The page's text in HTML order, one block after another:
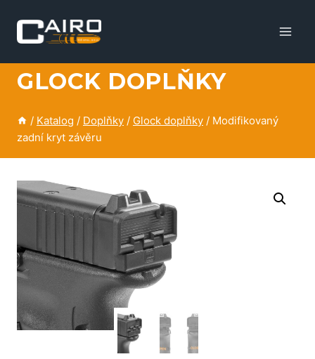
GLOCK DOPLŇKY
/ Katalog / Doplňky / Glock doplňky / Modifikovaný
zadní kryt závěru